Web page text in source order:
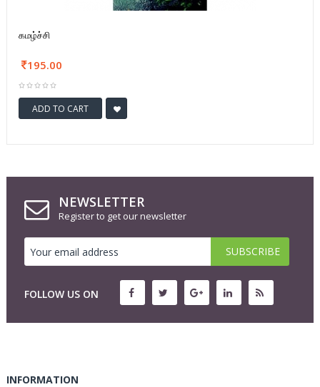
கமழ்ச்சி
195.00
ADD TO CART
NEWSLETTER
Register to get our newsletter
FOLLOW US ON
INFORMATION